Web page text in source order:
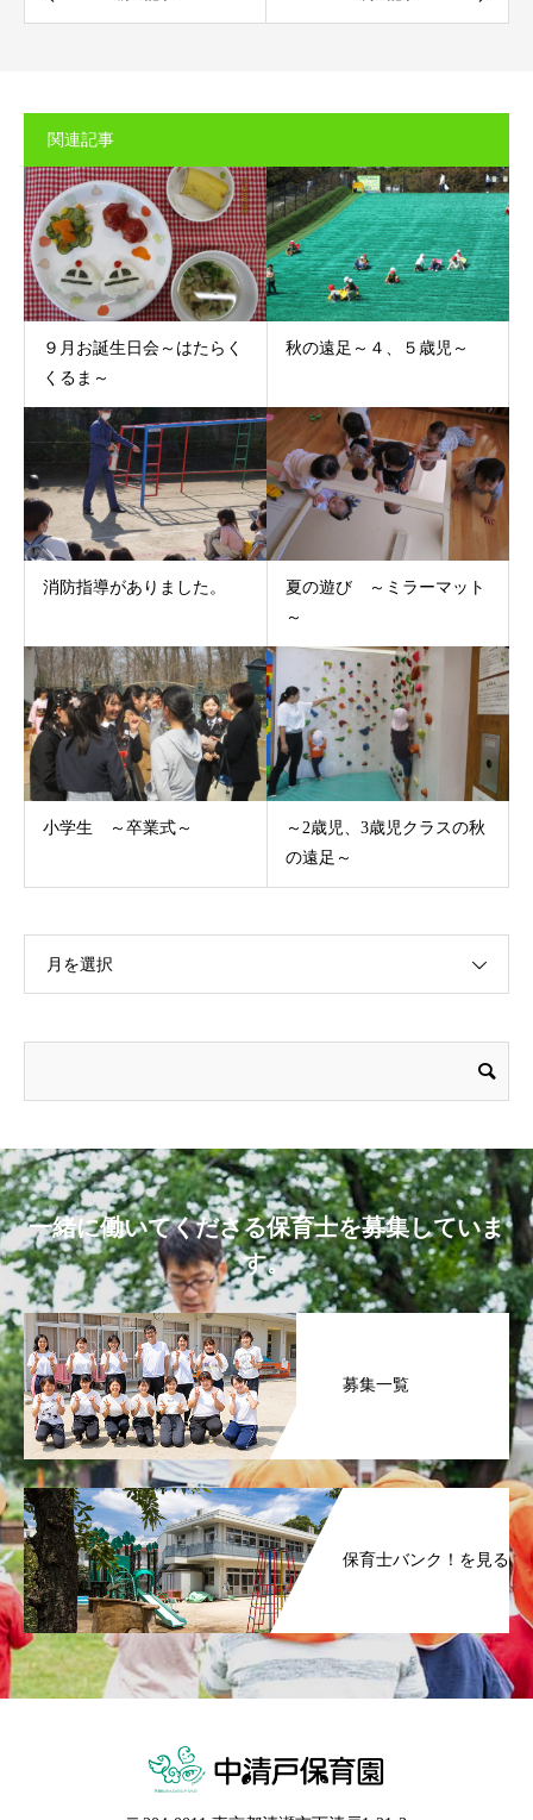
関連記事
９月お誕生日会～はたらく
くるま～
秋の遠足～４、５歳児～
消防指導がありました。
夏の遊び ～ミラーマット
～
小学生 ～卒業式～
～2歳児、3歳児クラスの秋
の遠足～
月を選択
一緒に働いてくださる保育士を募集していま
す。
募集一覧
保育士バンク！を見る